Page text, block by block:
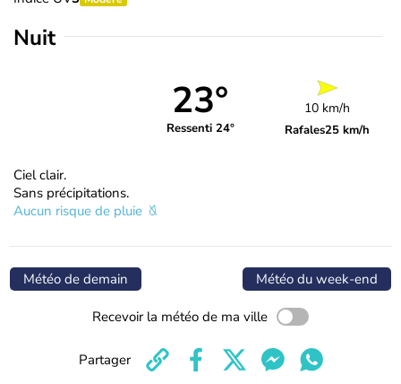
Nuit
23°
Ressenti 24°
10 km/h
Rafales25 km/h
Ciel clair.
Sans précipitations.
Aucun risque de pluie
Météo de demain Météo du week-end
Recevoir la météo de ma ville
Partager